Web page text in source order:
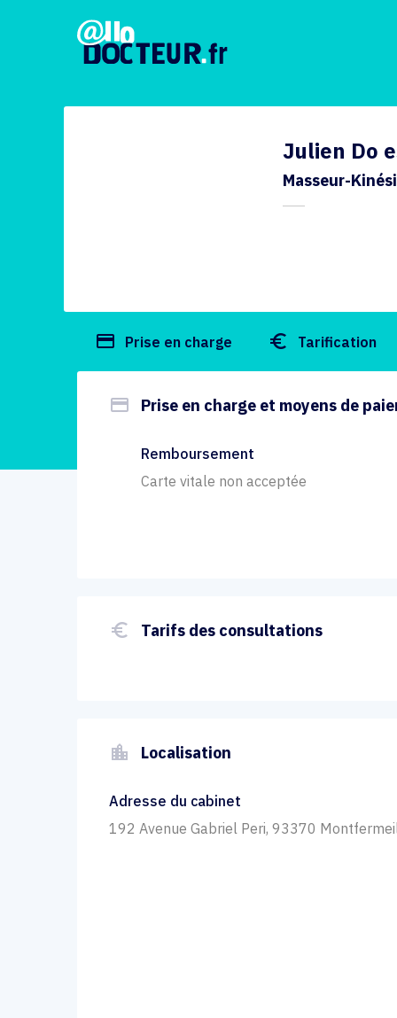
Julien Do
Masseur-
payment Prise en charge euro_symbol Tarification
payment Prise en charge et moyens de
Remboursement
Carte vitale non acceptée
euro_symbol Tarifs des consultations
location_city Localisation
Adresse du cabinet
192 Avenue Gabriel Peri, 93370